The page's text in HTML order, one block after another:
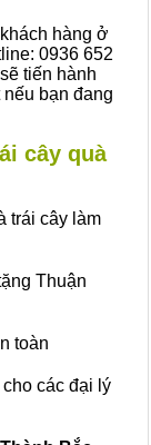
hàng ở
0936 652
sẽ tiến hành
bạn đang
cây quà
trái cây làm
Thuận
toàn
các đại lý